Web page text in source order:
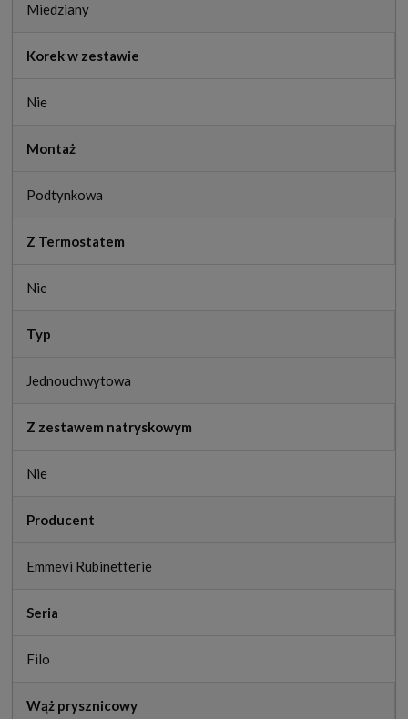
Miedziany
Korek w zestawie
Nie
Montaż
Podtynkowa
Z Termostatem
Nie
Typ
Jednouchwytowa
Z zestawem natryskowym
Nie
Producent
Emmevi Rubinetterie
Seria
Filo
Wąż prysznicowy